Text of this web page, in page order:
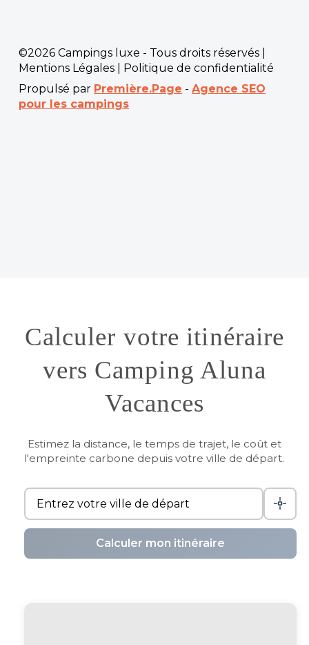
©2026 Campings luxe - Tous droits réservés |
Mentions Légales
Politique de confidentialité
Propulsé par Première.Page -Agence SEO
pour les campings
Calculer votre itinéraire
vers Camping Aluna
Vacances
Estimez la distance, le temps de trajet, le coût et
l'empreinte carbone depuis votre ville de départ.
Calculer mon itinéraire